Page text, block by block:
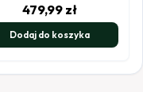
479,99 zł
Dodaj do koszyka